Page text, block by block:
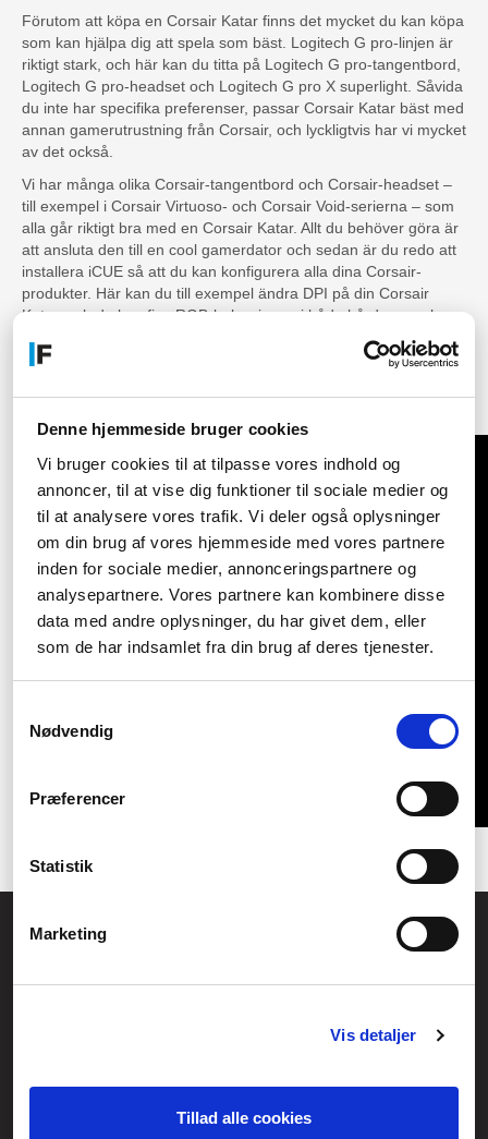
Denne hjemmeside bruger cookies
Vi bruger cookies til at tilpasse vores indhold og
annoncer, til at vise dig funktioner til sociale medier og
til at analysere vores trafik. Vi deler også oplysninger
om din brug af vores hjemmeside med vores partnere
inden for sociale medier, annonceringspartnere og
analysepartnere. Vores partnere kan kombinere disse
data med andre oplysninger, du har givet dem, eller
som de har indsamlet fra din brug af deres tjenester.
Nødvendig
Præferencer
Statistik
Marketing
Vis detaljer
Tillad alle cookies
Förutom att köpa en Corsair Katar finns det mycket du kan köpa
som kan hjälpa dig att spela som bäst. Logitech G pro-linjen är
riktigt stark, och här kan du titta på Logitech G pro-tangentbord,
Logitech G pro-headset och Logitech G pro X superlight. Såvida
du inte har specifika preferenser, passar Corsair Katar bäst med
annan gamerutrustning från Corsair, och lyckligtvis har vi mycket
av det också.
Vi har många olika Corsair-tangentbord och Corsair-headset –
till exempel i Corsair Virtuoso- och Corsair Void-serierna – som
alla går riktigt bra med en Corsair Katar. Allt du behöver göra är
att ansluta den till en cool gamerdator och sedan är du redo att
installera iCUE så att du kan konfigurera alla dina Corsair-
produkter. Här kan du till exempel ändra DPI på din Corsair
Katar, och du kan fixa RGB-belysningen i både hårdvara och
utrustning, samt synkronisera den med Philips Hue och
Nanoleaf.
Allmänna frågor:
Skapa klagomål